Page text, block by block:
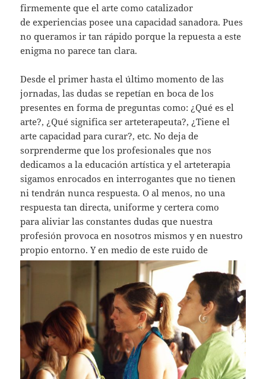
firmemente que el arte como catalizador
de experiencias posee una capacidad sanadora. Pues
no queramos ir tan rápido porque la repuesta a este
enigma no parece tan clara.
Desde el primer hasta el último momento de las
jornadas, las dudas se repetían en boca de los
presentes en forma de preguntas como: ¿Qué es el
arte?, ¿Qué significa ser arteterapeuta?, ¿Tiene el
arte capacidad para curar?, etc. No deja de
sorprenderme que los profesionales que nos
dedicamos a la educación artística y el arteterapia
sigamos enrocados en interrogantes que no tienen
ni tendrán nunca respuesta. O al menos, no una
respuesta tan directa, uniforme y certera como
para aliviar las constantes dudas que nuestra
profesión provoca en nosotros mismos y en nuestro
propio entorno.Y en medio de este ruido de